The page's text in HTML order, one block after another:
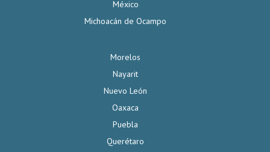
México
Michoacán de Ocampo
Morelos
Nayarit
Nuevo León
Oaxaca
Puebla
Querétaro